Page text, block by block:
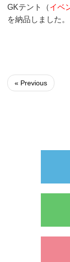
GKテント（イベ
を納品しました。
« Previous